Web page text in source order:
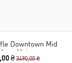
Downtown Mid
Unisex
₴3490,00 ₴